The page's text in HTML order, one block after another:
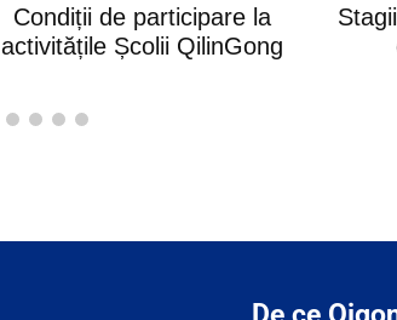
Condiții de participare la
activitățile Școlii QilinGong